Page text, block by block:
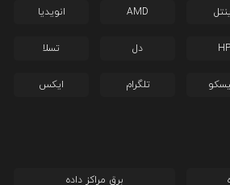
AMD انویدیا
HP دل تسلا
تلگرام ایکس
برق مراکز داده